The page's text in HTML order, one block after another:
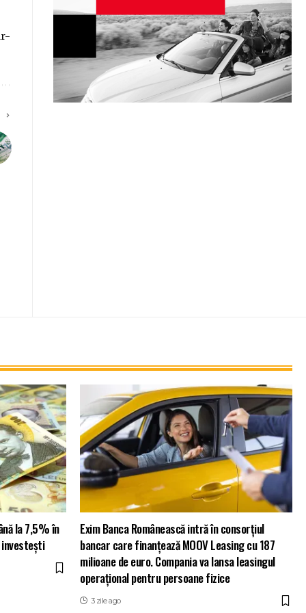
la 7,5% în
Exim Banca Românească intră în consorțiul
bancar care finanțează MOOV Leasing cu 187
milioane de euro. Compania va lansa leasingul
operațional pentru persoane fizice
3 zile ago